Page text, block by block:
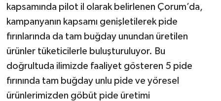
kapsamında pilot il olarak belirlenen Çorum’da,
kampanyanın kapsamı genişletilerek pide
fırınlarında da tam buğday unundan üretilen
ürünler tüketicilerle buluşturuluyor. Bu
doğrultuda ilimizde faaliyet gösteren 5 pide
fırınında tam buğday unlu pide ve yöresel
ürünlerimizden göbüt pide üretimi